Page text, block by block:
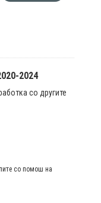
2024
со другите
со помош на